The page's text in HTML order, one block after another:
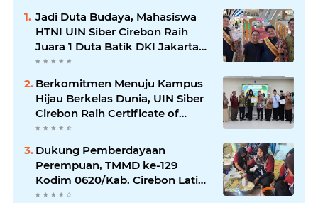
Jadi Duta Budaya, Mahasiswa
HTNI UIN Siber Cirebon Raih
Juara 1 Duta Batik DKI Jakarta
2026
Berkomitmen Menuju Kampus
Hijau Berkelas Dunia, UIN Siber
Cirebon Raih Certificate of
Compliance UI GreenMetric
Dukung Pemberdayaan
Perempuan, TMMD ke-129
Kodim 0620/Kab. Cirebon Latih
Ibu-Ibu Tata Boga